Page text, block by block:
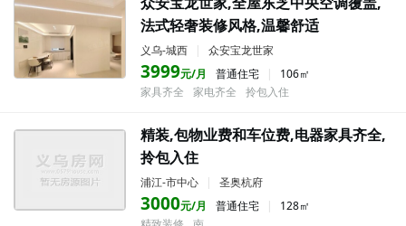
法式轻奢装修风格,温馨舒适
义乌-城西 | 众安宝龙世家
3999元/月 普通住宅 |
106㎡
家具齐全
家电齐全 拎包入住
精装,包物业费和车位费,电器家具齐全,
拎包入住
浦江-市中心 | 圣奥杭府
3000元/月 普通住宅 |
128㎡